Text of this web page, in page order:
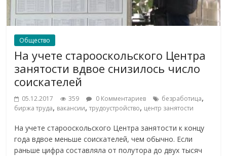
Общество
На учете старооскольского Центра
занятости вдвое снизилось число
соискателей
05.12.2017 359 0 Комментариев безработица,
биржа труда, вакансии,трудоустройство, центр занятости
На учете старооскольского Центра занятости к концу
года вдвое меньше соискателей, чем обычно. Если
раньше цифра составляла от полутора до двух тысяч